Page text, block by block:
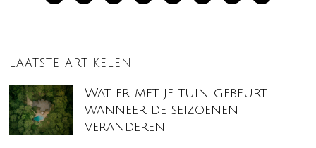
LAATSTE ARTIKELEN
Wat er met je tuin gebeurt
wanneer de seizoenen
veranderen